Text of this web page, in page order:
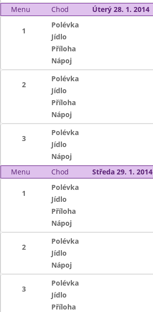
Menu Chod Úterý 28. 1. 2014
1
Polévka
Jídlo
Příloha
Nápoj
2
Polévka
Jídlo
Příloha
Nápoj
3
Polévka
Jídlo
Nápoj
Menu
Chod Středa 29. 1. 2014
1
Polévka
Jídlo
Příloha
Nápoj
2
Polévka
Jídlo
Nápoj
3
Polévka
Jídlo
Příloha